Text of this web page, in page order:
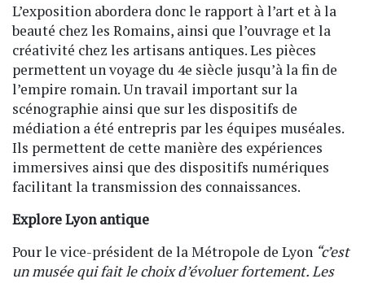
L’exposition abordera donc le rapport à l’art et à la
beauté chez les Romains, ainsi que l’ouvrage et la
créativité chez les artisans antiques. Les pièces
permettent un voyage du 4e siècle jusqu’à la fin de
l’empire romain. Un travail important sur la
scénographie ainsi que sur les dispositifs de
médiation a été entrepris par les équipes muséales.
Ils permettent de cette manière des expériences
immersives ainsi que des dispositifs numériques
facilitant la transmission des connaissances.
Explore Lyon antique
Pour le vice-président de la Métropole de Lyon “c’est
un musée qui fait le choix d’évoluer fortement. Les